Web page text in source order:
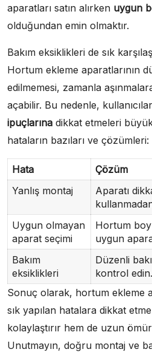
aparatları satın alırken uygun
olduğundan emin olmaktır.
Bakım eksiklikleri de sık
Hortum ekleme aparatlarının
edilmemesi, zamanla
açabilir. Bu nedenle,
ipuçlarına dikkat etmeleri
hataların bazıları ve çözümleri:
Hata
Çözüm
Yanlış montaj
Aparatı
Uygun olmayan
aparat seçimi
Hortum
uygun
Bakım
eksiklikleri
Düzenli
kontrol edin.
Sonuç olarak, hortum ekleme
sık yapılan hatalara dikkat
kolaylaştırır hem de uzun
Unutmayın, doğru montaj ve